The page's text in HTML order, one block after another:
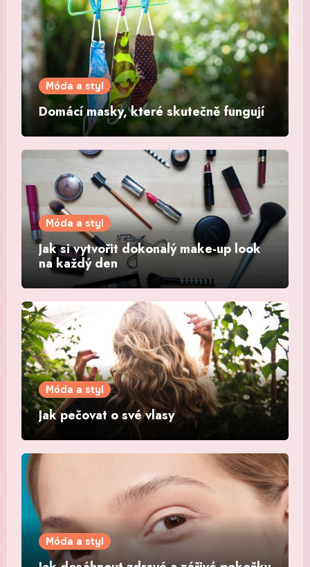
Móda a styl
Domácí masky, které skutečně fungují
Móda a styl
Jak si vytvořit dokonalý make-up look
na každý den
Móda a styl
Jak pečovat o své vlasy
Móda a styl